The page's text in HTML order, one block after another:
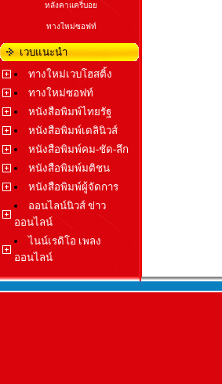
หลังคาแครี่บอย
ทางใหม่ซอฟท์
เวบแนะนำ
ทางใหม่เวบโฮสติ้ง
ทางใหม่ซอฟท์
หนังสือพิมพ์ไทยรัฐ
หนังสือพิมพ์เดลินิวส์
หนังสือพิมพ์คม-ชัด-ลึก
หนังสือพิมพ์มติชน
หนังสือพิมพ์ผู้จัดการ
ออนไลน์นิวส์ ข่าว
ออนไลน์
ไนน์เรดิโอ เพลง
ออนไลน์